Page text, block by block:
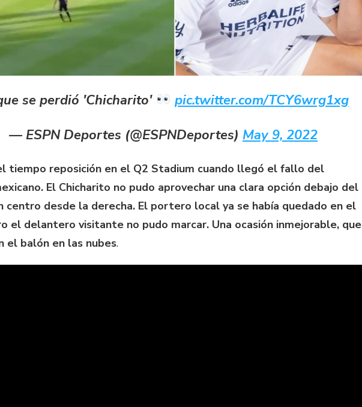
se perdió 'Chicharito'
pic.twitter.com/TCY6wrg1xg
— ESPN Deportes (@ESPNDeportes) May 9, 2022
tiempo reposición en el Q2 Stadium cuando llegó el fallo del
El Chicharito no pudo aprovechar una clara opción debajo del
centro desde la derecha. El portero local ya se había quedado en el
el delantero visitante no pudo marcar. Una ocasión inmejorable, que
el balón en las nubes.